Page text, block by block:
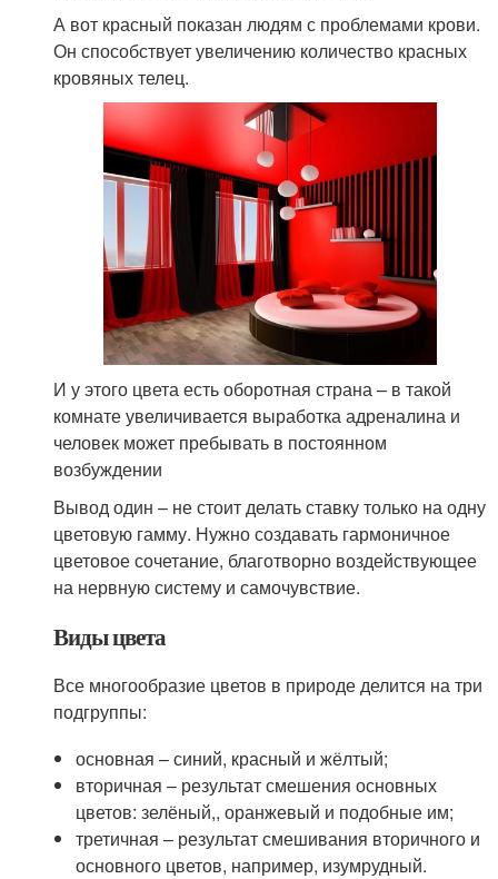
А вот красный показан людям с проблемами крови.
Он способствует увеличению количество красных
кровяных телец.
И у этого цвета есть оборотная страна – в такой
комнате увеличивается выработка адреналина и
человек может пребывать в постоянном
возбуждении
Вывод один – не стоит делать ставку только на одну
цветовую гамму. Нужно создавать гармоничное
цветовое сочетание, благотворно воздействующее
на нервную систему и самочувствие.
Виды цвета
Все многообразие цветов в природе делится на три
подгруппы:
основная – синий, красный и жёлтый;
вторичная – результат смешения основных
цветов: зелёный,, оранжевый и подобные им;
третичная – результат смешивания вторичного и
основного цветов, например, изумрудный.